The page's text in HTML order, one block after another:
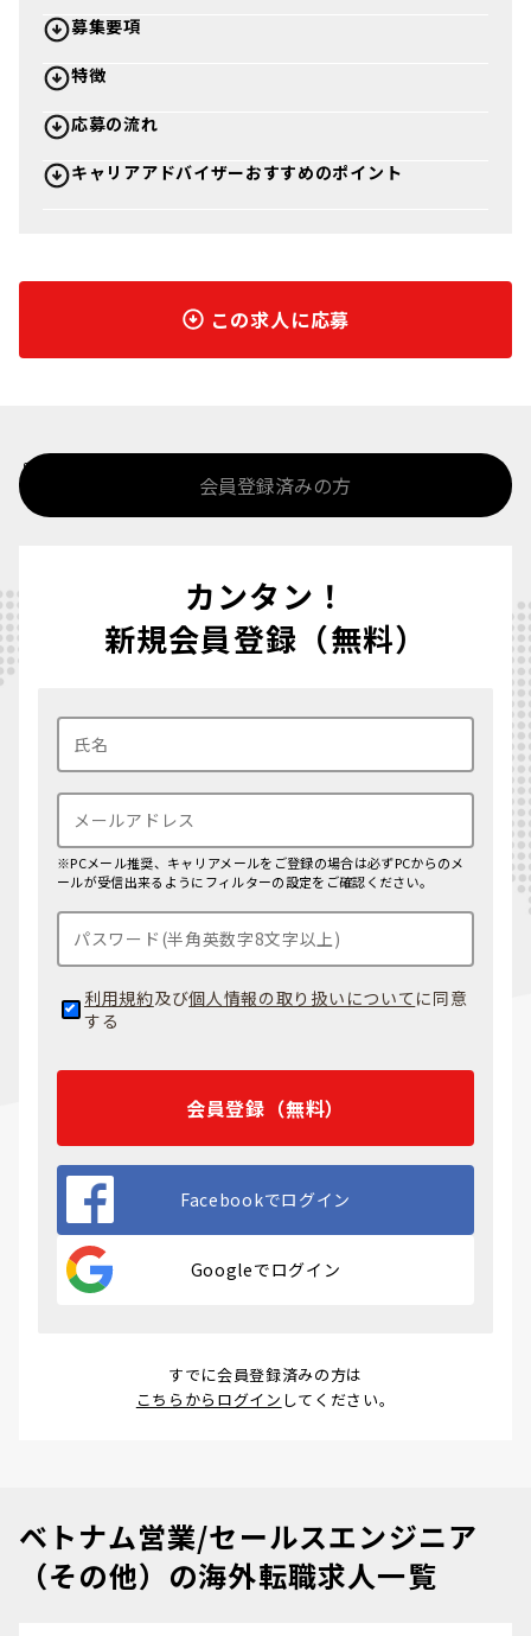
募集要項
特徴
応募の流れ
キャリアアドバイザーおすすめのポイント
この求人に応募
%>
会員登録済みの方
カンタン！
新規会員登録（無料）
※PCメール推奨、キャリアメールをご登録の場合は必ずPCからのメ
ールが受信出来るようにフィルターの設定をご確認ください。
利用規約及び個人情報の取り扱いについて に同意
する
会員登録（無料）
Facebookでログイン
Googleでログイン
すでに会員登録済みの方は
こちらからログイン してください。
ベトナム営業/セールスエンジニア
（その他）の海外転職求人一覧